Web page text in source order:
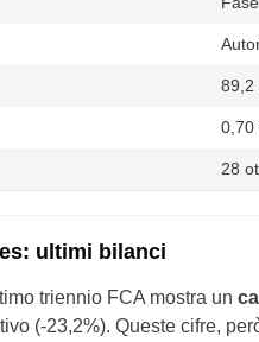
89,2
0,70
28
ultimi bilanci
triennio FCA mostra un
(-23,2%). Queste cifre,